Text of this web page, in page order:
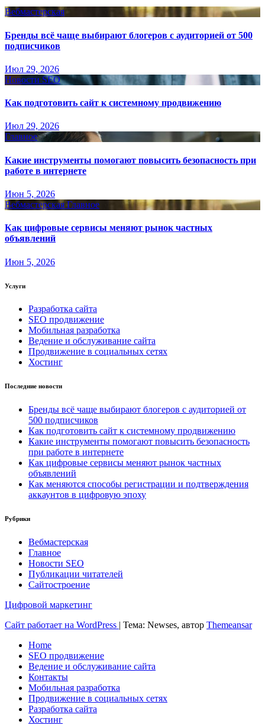
Вебмастерская
Бренды всё чаще выбирают блогеров с аудиторией от 500
подписчиков
Июл 29, 2026
Новости SEO
Как подготовить сайт к системному продвижению
Июл 29, 2026
Главное
Какие инструменты помогают повысить безопасность при
работе в интернете
Июн 5, 2026
Вебмастерская Главное
Как цифровые сервисы меняют рынок частных
объявлений
Июн 5, 2026
Услуги
Разработка сайта
SEO продвижение
Мобильная разработка
Ведение и обслуживание сайта
Продвижение в социальных сетях
Хостинг
Последние новости
Бренды всё чаще выбирают блогеров с аудиторией от
500 подписчиков
Как подготовить сайт к системному продвижению
Какие инструменты помогают повысить безопасность
при работе в интернете
Как цифровые сервисы меняют рынок частных
объявлений
Как меняются способы регистрации и подтверждения
аккаунтов в цифровую эпоху
Рубрики
Вебмастерская
Главное
Новости SEO
Публикации читателей
Сайтостроение
Цифровой маркетинг
Сайт работает на WordPress | Тема: Newses, автор Themeansar
Home
SEO продвижение
Ведение и обслуживание сайта
Контакты
Мобильная разработка
Продвижение в социальных сетях
Разработка сайта
Хостинг